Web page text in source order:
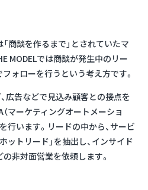
商談を作るまで」とされていたマ
MODELでは商談が発生中のリー
ォローを行うという考え方です。
広告などで見込み顧客との接点を
マーケティングオートメーショ
行います。リードの中から、 サービ
ットリード」を抽出 し、インサイド
非対面営業を依頼します。